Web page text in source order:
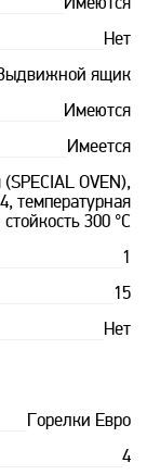
Имеются
Нет
ящик
Имеются
Имеется
OVEN),
температурная
стойкость 300 °С
1
15
Нет
Горелки Евро
4